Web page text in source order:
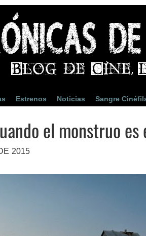
Estrenos Noticias Sangre
el monstruo es
2015